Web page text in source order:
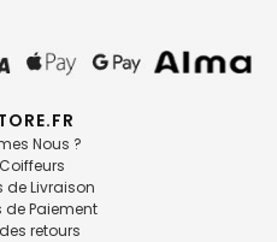
Nous ?
de Livraison
de Paiement
retours